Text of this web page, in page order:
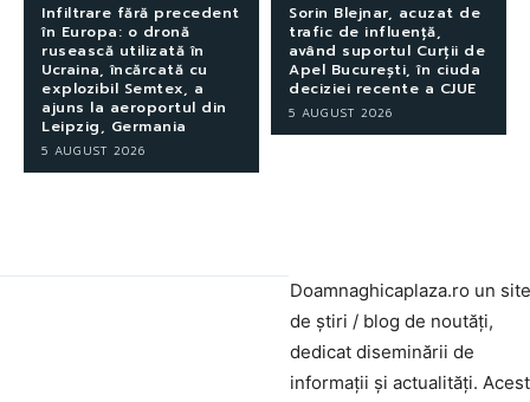
Infiltrare fără precedent
în Europa: o dronă
rusească utilizată în
Ucraina, încărcată cu
explozibil Semtex, a
ajuns la aeroportul din
Leipzig, Germania
5 AUGUST 2026
Sorin Blejnar, acuzat de
trafic de influență,
având suportul Curții de
Apel București, în ciuda
deciziei recente a CJUE
5 AUGUST 2026
Doamnaghicaplaza.ro un site
de știri / blog de noutăți,
dedicat diseminării de
informații și actualități.